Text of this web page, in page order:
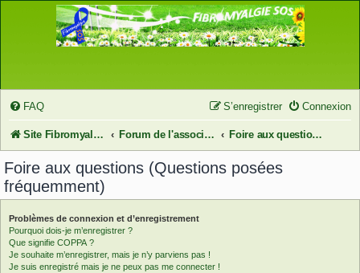
FAQ Connexion
S’enregistrer
Site FibromyalgieSOS Forum de l'association FibromyalgieSOS Foire aux questions (Questions posées fréquemment)
Foire aux questions (Questions posées
fréquemment)
Problèmes de connexion et d’enregistrement
Pourquoi dois-je m’enregistrer ?
Que signifie COPPA ?
Je souhaite m’enregistrer, mais je n’y parviens pas !
Je suis enregistré mais je ne peux pas me connecter !